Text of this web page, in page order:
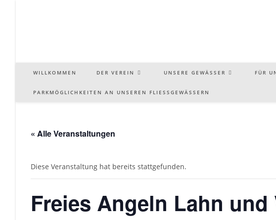
WILLKOMMEN DER VEREIN UNSERE GEWÄSSER FÜR
PARKMÖGLICHKEITEN AN UNSEREN FLIESSGEWÄSSERN
« Alle Veranstaltungen
Diese Veranstaltung hat bereits stattgefunden.
Freies Angeln Lahn und